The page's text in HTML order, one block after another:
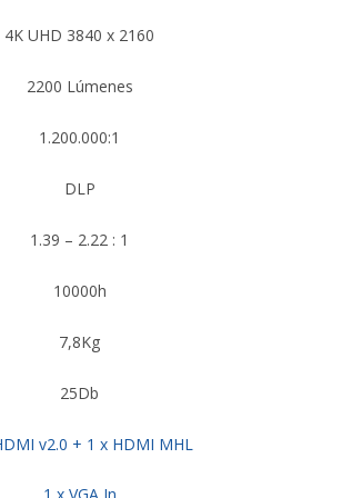
4K UHD 3840 x 2160
2200 Lúmenes
1.200.000:1
DLP
1.39 – 2.22 : 1
10000h
7,8Kg
25Db
v2.0 + 1 x HDMI MHL